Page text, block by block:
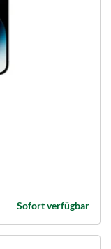
Sofort verfügbar